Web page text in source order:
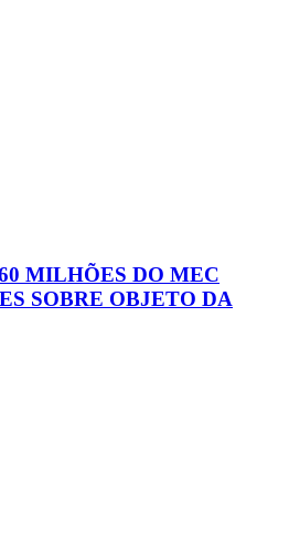
MILHÕES DO MEC
SOBRE OBJETO DA